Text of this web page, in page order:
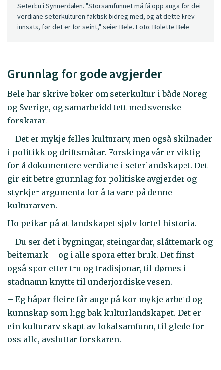
Seterbu i Synnerdalen. "Storsamfunnet må få opp auga for dei
verdiane seterkulturen faktisk bidreg med, og at dette krev
innsats, før det er for seint," seier Bele. Foto: Bolette Bele
Grunnlag for gode avgjerder
Bele har skrive bøker om seterkultur i både Noreg
og Sverige, og samarbeidd tett med svenske
forskarar.
– Det er mykje felles kulturarv, men også skilnader
i politikk og driftsmåtar. Forskinga vår er viktig
for å dokumentere verdiane i seterlandskapet. Det
gir eit betre grunnlag for politiske avgjerder og
styrkjer argumenta for å ta vare på denne
kulturarven.
Ho peikar på at landskapet sjølv fortel historia.
– Du ser det i bygningar, steingardar, slåttemark og
beitemark – og i alle spora etter bruk. Det finst
også spor etter tru og tradisjonar, til dømes i
stadnamn knytte til underjordiske vesen.
– Eg håpar fleire får auge på kor mykje arbeid og
kunnskap som ligg bak kulturlandskapet. Det er
ein kulturarv skapt av lokalsamfunn, til glede for
oss alle, avsluttar forskaren.